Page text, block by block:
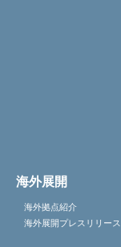
海外展開
海外拠点紹介
海外展開プレスリリース